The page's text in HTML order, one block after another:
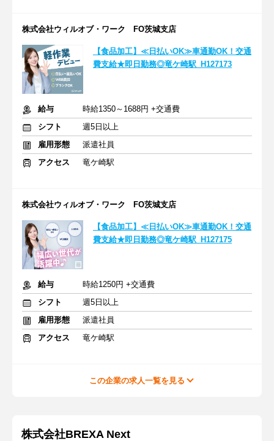
株式会社ウィルオブ・ワーク FO茨城支店
【食品加工】≪日払いOK≫車通勤OK！交通
費支給★即日勤務◎竜ケ崎駅_H127173
給与
時給1350～1688円 +交通費
シフト
週5日以上
雇用形態
派遣社員
アクセス
竜ケ崎駅
株式会社ウィルオブ・ワーク FO茨城支店
【食品加工】≪日払いOK≫車通勤OK！交通
費支給★即日勤務◎竜ケ崎駅_H127175
給与
時給1250円 +交通費
シフト
週5日以上
雇用形態
派遣社員
アクセス
竜ケ崎駅
この企業の求人一覧を見る
株式会社BREXA Next